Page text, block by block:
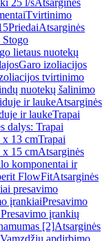
25 l/sAtsarginės
Tvirtinimo
PriedaiAtsarginės
Stogo
lietaus nuotekų
Garo izoliacijos
tvirtinimo
nuotekų šalinimo
ir laukeAtsarginės
ir laukeTrapai
dalys: Trapai
x 13 cmTrapai
x 15 cmAtsarginės
komponentai ir
FlowFitAtsarginės
presavimo
įrankiaiPresavimo
įrankių
[2]Atsarginės
Vamzdžių apdirbimo